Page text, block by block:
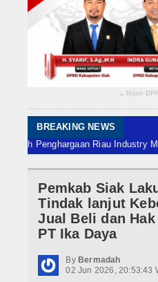
Meranti
Indragiri Hulu
Kuansing
Siak
Nasional
Internasional
Iptek
▴ Iklan
BREAKING NEWS
Penghargaan Riau Industry
Pemkab Siak
Tindak lanjut
Jual Beli dan
PT Ika Daya
By Bermadah
02 Jun 2026, 20:53:43